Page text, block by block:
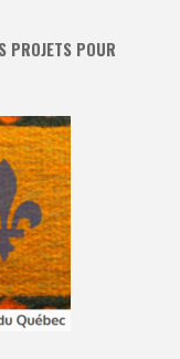
PROJETS POUR